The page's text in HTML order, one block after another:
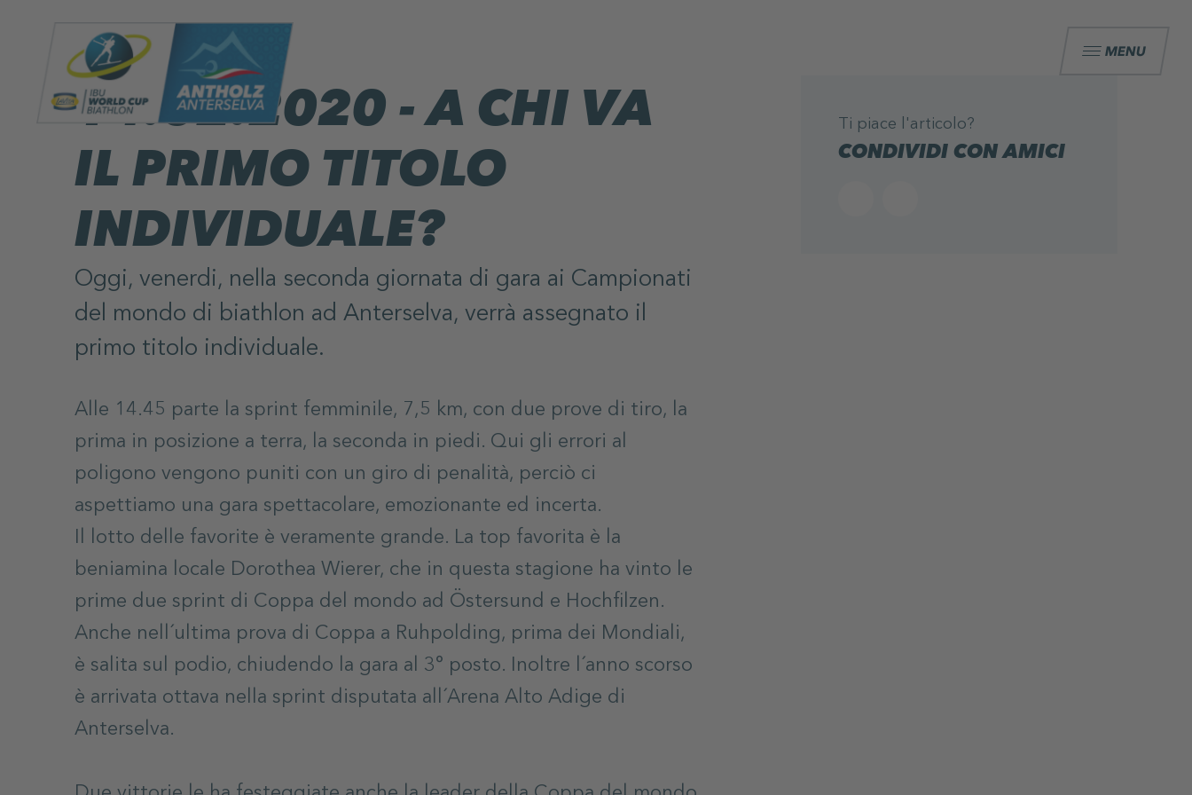
MENU
14.02.2020 - A CHI VA
IL PRIMO TITOLO
INDIVIDUALE?
Oggi, venerdi, nella seconda giornata di gara ai Campionati
del mondo di biathlon ad Anterselva, verrà assegnato il
primo titolo individuale.
Ti piace l'articolo?
CONDIVIDI CON AMICI
Alle 14.45 parte la sprint femminile, 7,5 km, con due prove di tiro, la
prima in posizione a terra, la seconda in piedi. Qui gli errori al
poligono vengono puniti con un giro di penalità, perciò ci
aspettiamo una gara spettacolare, emozionante ed incerta.
Il lotto delle favorite è veramente grande. La top favorita è la
beniamina locale Dorothea Wierer, che in questa stagione ha vinto le
prime due sprint di Coppa del mondo ad Östersund e Hochfilzen.
Anche nell´ultima prova di Coppa a Ruhpolding, prima dei Mondiali,
è salita sul podio, chiudendo la gara al 3° posto. Inoltre l´anno scorso
è arrivata ottava nella sprint disputata all´Arena Alto Adige di
Anterselva.